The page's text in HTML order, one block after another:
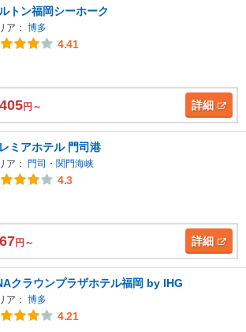
トン福岡シーホーク
ア： 博多
4.41
円～ 詳細
ミアホテル 門司港
ア： 門司・関門海峡
4.3
円～ 詳細
クラウンプラザホテル福岡 by IHG
ア： 博多
4.21